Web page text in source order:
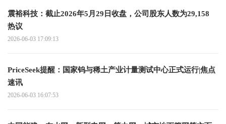
震裕科技：截止2026年5月29日收盘，公司股东人数为29,158
热议
2026-06-03 17:09:13
PriceSeek提醒：国家钨与稀土产业计量测试中心正式运行|焦点
速讯
2026-06-03 16:07:53